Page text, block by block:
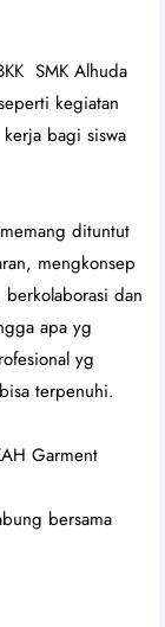
SMK Alhuda
kegiatan
bagi siswa
dituntut
mengkonsep
dan
apa yg
yg
terpenuhi.
Garment
bersama